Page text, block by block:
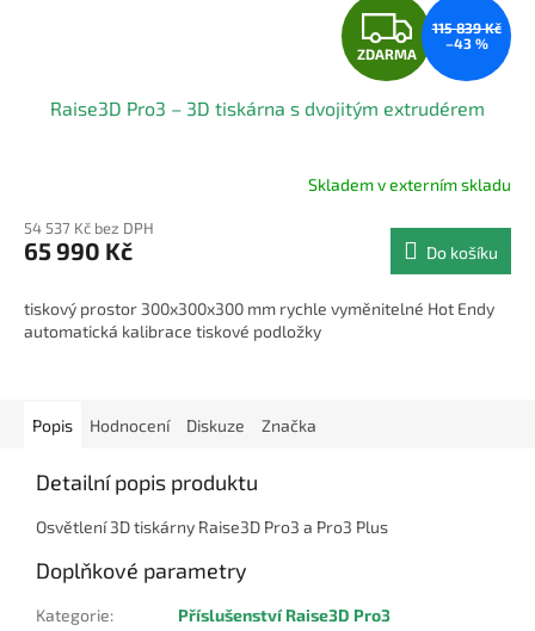
Z
D
A
R
M
A
ZDARMA
115 839 Kč
–43 %
Raise3D Pro3 – 3D tiskárna s dvojitým extrudérem
Skladem v externím skladu
54 537 Kč bez DPH
65 990 Kč Do košíku
tiskový prostor 300x300x300 mm rychle vyměnitelné Hot Endy
automatická kalibrace tiskové podložky
Popis Hodnocení Diskuze Značka
Detailní popis produktu
Osvětlení 3D tiskárny Raise3D Pro3 a Pro3 Plus
Doplňkové parametry
Kategorie:
Příslušenství Raise3D Pro3